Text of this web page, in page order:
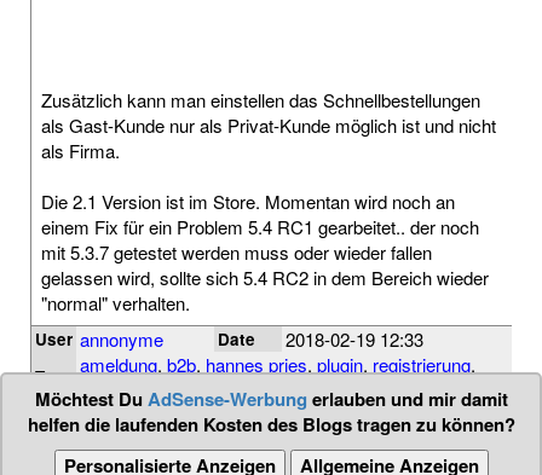
Zusätzlich kann man einstellen das Schnellbestellungen
als Gast-Kunde nur als Privat-Kunde möglich ist und nicht
als Firma.
Die 2.1 Version ist im Store. Momentan wird noch an
einem Fix für ein Problem 5.4 RC1 gearbeitet.. der noch
mit 5.3.7 getestet werden muss oder wieder fallen
gelassen wird, sollte sich 5.4 RC2 in dem Bereich wieder
"normal" verhalten.
User annonyme Date 2018-02-19 12:33
Tags ameldung, b2b, hannes pries, plugin, registrierung,
shopware store
Möchtest DuAdSense-Werbung erlauben und mir damit
helfen die laufenden Kosten des Blogs tragen zu können?
Personalisierte Anzeigen
Allgemeine Anzeigen